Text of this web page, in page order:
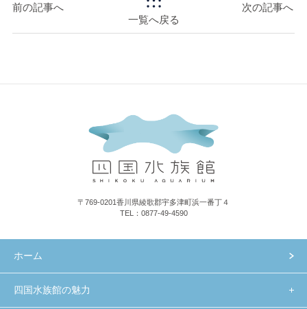
前の記事へ
一覧へ戻る
次の記事へ
〒769-0201香川県綾歌郡宇多津町浜一番丁４
TEL：0877-49-4590
ホーム
四国水族館の魅力